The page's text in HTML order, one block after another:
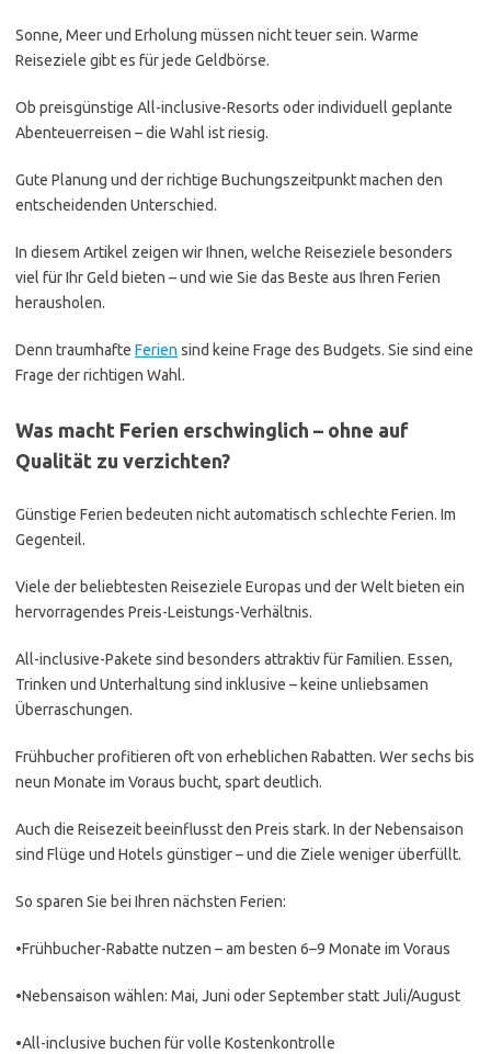
Sonne, Meer und Erholung müssen nicht teuer sein. Warme
Reiseziele gibt es für jede Geldbörse.
Ob preisgünstige All-inclusive-Resorts oder individuell geplante
Abenteuerreisen – die Wahl ist riesig.
Gute Planung und der richtige Buchungszeitpunkt machen den
entscheidenden Unterschied.
In diesem Artikel zeigen wir Ihnen, welche Reiseziele besonders
viel für Ihr Geld bieten – und wie Sie das Beste aus Ihren Ferien
herausholen.
Denn traumhafte Ferien sind keine Frage des Budgets. Sie sind eine
Frage der richtigen Wahl.
Was macht Ferien erschwinglich – ohne auf
Qualität zu verzichten?
Günstige Ferien bedeuten nicht automatisch schlechte Ferien. Im
Gegenteil.
Viele der beliebtesten Reiseziele Europas und der Welt bieten ein
hervorragendes Preis-Leistungs-Verhältnis.
All-inclusive-Pakete sind besonders attraktiv für Familien. Essen,
Trinken und Unterhaltung sind inklusive – keine unliebsamen
Überraschungen.
Frühbucher profitieren oft von erheblichen Rabatten. Wer sechs bis
neun Monate im Voraus bucht, spart deutlich.
Auch die Reisezeit beeinflusst den Preis stark. In der Nebensaison
sind Flüge und Hotels günstiger – und die Ziele weniger überfüllt.
So sparen Sie bei Ihren nächsten Ferien:
•Frühbucher-Rabatte nutzen – am besten 6–9 Monate im Voraus
•Nebensaison wählen: Mai, Juni oder September statt Juli/August
•All-inclusive buchen für volle Kostenkontrolle